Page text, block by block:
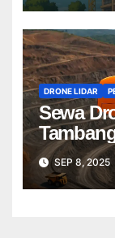
DRONE LIDAR
Sewa
SEP 8, 2025